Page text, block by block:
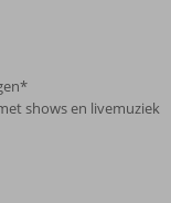
shows en livemuziek